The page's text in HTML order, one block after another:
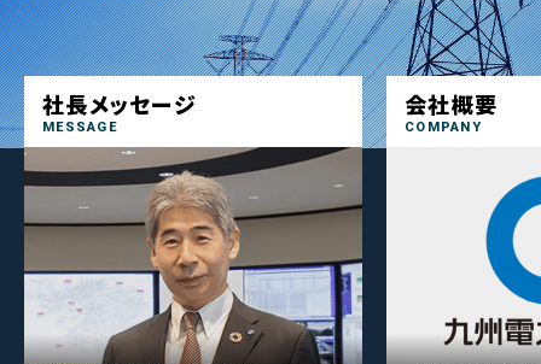
社長メッセージ
MESSAGE
会社概要
COMPANY